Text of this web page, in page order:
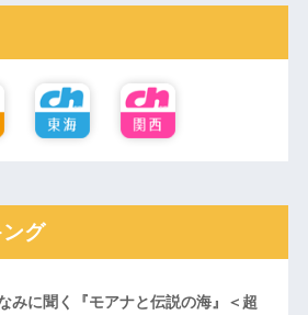
グ
みに聞く『モアナと伝説の海』＜超